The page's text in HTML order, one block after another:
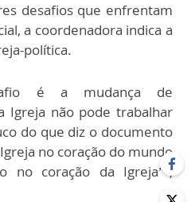
desafios que enfrentam
a coordenadora indica a
política.
é a mudança de
Igreja não pode trabalhar
do que diz o documento
no coração do mundo
no coração da Igreja”’,